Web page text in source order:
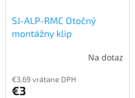
SJ-ALP-RMC Otočný
montážny klip
Na dotaz
€3,69 vrátane DPH
€3